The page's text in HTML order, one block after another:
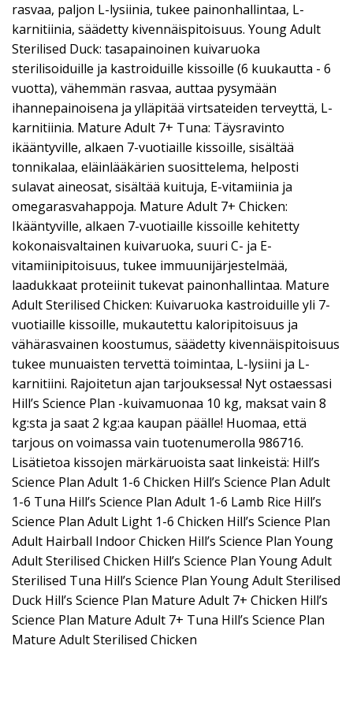
rasvaa, paljon L-lysiinia, tukee painonhallintaa, L-
karnitiinia, säädetty kivennäispitoisuus. Young Adult
Sterilised Duck: tasapainoinen kuivaruoka
sterilisoiduille ja kastroiduille kissoille (6 kuukautta - 6
vuotta), vähemmän rasvaa, auttaa pysymään
ihannepainoisena ja ylläpitää virtsateiden terveyttä, L-
karnitiinia. Mature Adult 7+ Tuna: Täysravinto
ikääntyville, alkaen 7-vuotiaille kissoille, sisältää
tonnikalaa, eläinlääkärien suosittelema, helposti
sulavat aineosat, sisältää kuituja, E-vitamiinia ja
omegarasvahappoja. Mature Adult 7+ Chicken:
Ikääntyville, alkaen 7-vuotiaille kissoille kehitetty
kokonaisvaltainen kuivaruoka, suuri C- ja E-
vitamiinipitoisuus, tukee immuunijärjestelmää,
laadukkaat proteiinit tukevat painonhallintaa. Mature
Adult Sterilised Chicken: Kuivaruoka kastroiduille yli 7-
vuotiaille kissoille, mukautettu kaloripitoisuus ja
vähärasvainen koostumus, säädetty kivennäispitoisuus
tukee munuaisten tervettä toimintaa, L-lysiini ja L-
karnitiini. Rajoitetun ajan tarjouksessa! Nyt ostaessasi
Hill’s Science Plan -kuivamuonaa 10 kg, maksat vain 8
kg:sta ja saat 2 kg:aa kaupan päälle! Huomaa, että
tarjous on voimassa vain tuotenumerolla 986716.
Lisätietoa kissojen märkäruoista saat linkeistä: Hill’s
Science Plan Adult 1-6 Chicken Hill’s Science Plan Adult
1-6 Tuna Hill’s Science Plan Adult 1-6 Lamb Rice Hill’s
Science Plan Adult Light 1-6 Chicken Hill’s Science Plan
Adult Hairball Indoor Chicken Hill’s Science Plan Young
Adult Sterilised Chicken Hill’s Science Plan Young Adult
Sterilised Tuna Hill’s Science Plan Young Adult Sterilised
Duck Hill’s Science Plan Mature Adult 7+ Chicken Hill’s
Science Plan Mature Adult 7+ Tuna Hill’s Science Plan
Mature Adult Sterilised Chicken